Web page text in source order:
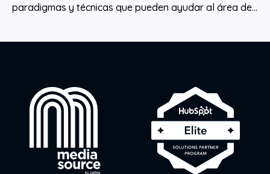
paradigmas y técnicas que pueden ayudar al área de...